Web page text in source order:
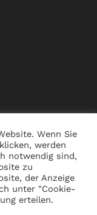
Wenn Sie
werden
notwendig sind,
zu
der Anzeige
unter "Cookie-
erteilen.